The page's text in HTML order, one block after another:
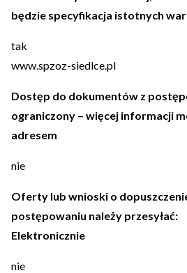
będzie specyfikacja istotnych
tak
www.spzoz-siedlce.pl
Dostęp do dokumentów z
ograniczony – więcej informacji
adresem
nie
Oferty lub wnioski o
postępowaniu należy przesyłać:
Elektronicznie
nie